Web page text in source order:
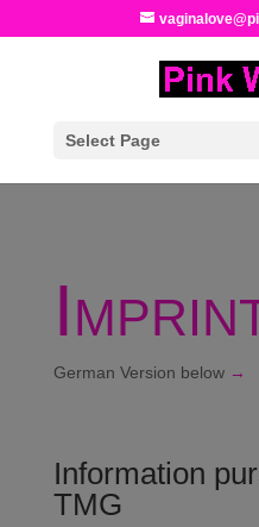
Select Page
German Version below →
Information
TMG